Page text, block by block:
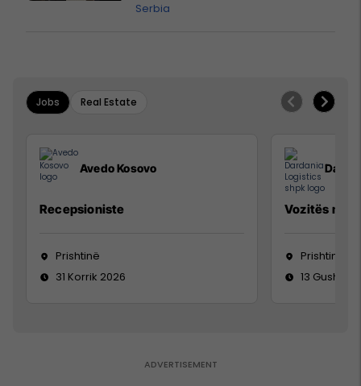
Serbia
Jobs Real Estate
Avedo Kosovo
Recepsioniste
Prishtinë
31 Korrik 2026
Vozitës me
Prishtinë
13 Gusht